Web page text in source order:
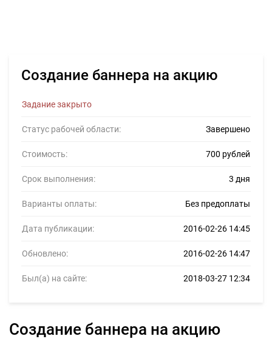
Создание баннера на акцию
Задание закрыто
Статус рабочей области: Завершено
Стоимость: 700 рублей
Срок выполнения: 3 дня
Варианты оплаты: Без предоплаты
Дата публикации: 2016-02-26 14:45
Обновлено: 2016-02-26 14:47
Был(а) на сайте: 2018-03-27 12:34
Создание баннера на акцию